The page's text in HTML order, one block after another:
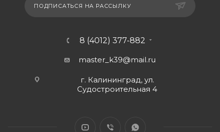
ПОДПИСАТЬСЯ НА РАССЫЛКУ
8 (4012) 377-882
master_k39@mail.ru
г. Калининград, ул.
Судостроительная 4